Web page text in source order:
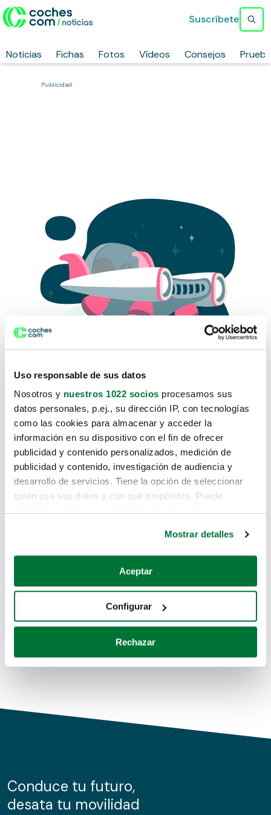
Uso responsable de sus datos
Nosotros y nuestros 1022 socios procesamos sus
datos personales, p.ej., su dirección IP, con tecnologías
como las cookies para almacenar y acceder la
información en su dispositivo con el fin de ofrecer
publicidad y contenido personalizados, medición de
publicidad y contenido, investigación de audiencia y
desarrollo de servicios. Tiene la opción de seleccionar
quién usa sus datos y con qué propósitos. Puede
Si lo permite, también quisiéramos:
Recopilar información sobre su ubicación geográfica
Identificar su dispositivo analizándolo activamente
para buscar características específicas (huellas
Obtenga más información sobre cómo se procesan sus
de cookies.
información sobre el uso que haga del sitio web con
nuestros partners de redes sociales, publicidad y análisis
Mostrar detalles
Aceptar
Configurar
Rechazar
Noticias Fichas Fotos Vídeos Consejos
Suscríbete
Publicidad
Lo sentimos, no sabemos como
te hemos traido hasta aquí.
Pero puedes encontrar el coche que estás
buscando en alguno de estos enlaces:
Coches de segunda mano
Coches de km0
Conduce tu futuro,
desata tu movilidad